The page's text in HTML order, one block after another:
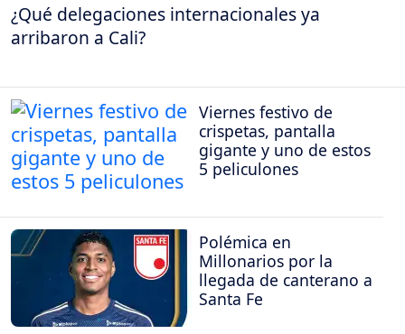
¿Qué delegaciones internacionales ya
arribaron a Cali?
Viernes festivo de
crispetas, pantalla
gigante y uno de estos
5 peliculones
Polémica en
Millonarios por la
llegada de canterano a
Santa Fe